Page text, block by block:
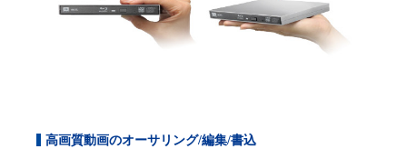
高画質動画のオーサリング/編集/書込